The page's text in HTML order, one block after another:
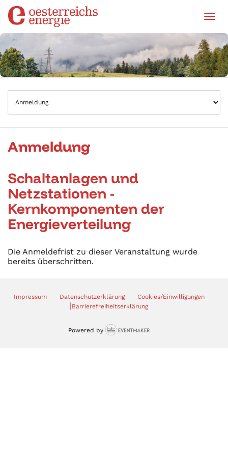
Anmeldung
Schaltanlagen und
Netzstationen -
Kernkomponenten der
Energieverteilung
Die Anmeldefrist zu dieser Veranstaltung wurde
bereits überschritten.
Impressum Datenschutzerklärung Cookies/Einwilligungen
|Barrierefreiheitserklärung
Powered by